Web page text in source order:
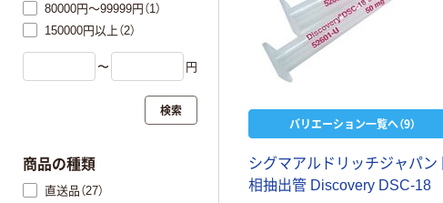
バリエーション一覧へ（9）
シグマアルドリッチジャパン
相抽出管 Discovery DSC-18
80000円～99999円（1）
150000円以上（2）
〜 円
検索
商品の種類
直送品（27）